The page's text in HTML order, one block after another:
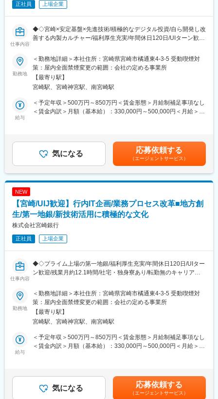
【データ活用・データ基盤の企画】
・収益向上につながるデータ分析施策企画
・データ品質/ガバナンス強化の推進
■魅力：
・スピード感が圧倒的…
デジタル領域では新しい技術が出たら即ディスカッションする文
化です。
◎開発ではなく【企画・上流】が中心…
自分でコーディングするのではなく、ITでできることを理解しつ
つ課題探索、企画・要件定義などプロジェクト推進に集中でき
元企業に直接インパクトを与えます。
て、能力開発ポイント制度など研修制度が充実しており、スキル
給されるため、自己成長を目指しやすい環境です◎
変更の範囲：会社の定める業務
正社員 上場企業
仕事内容
◆◇宮崎×安定基盤×先進技術/積極的なデジタル投資/自ら開発し改
善する内製カルチャー/福利厚生充実/年間休日120日/UIターン歓
■魅力ポイント：
・第一地銀の“心臓部”を自社内で開発・改善できる希少なSE
・基本内製。ベンダーコントロール中心ではなく“手を動かす”エン
ジニアリング。
・COBOLなど汎用機技術×クラウド／AIなど先端技術どちらも経
験できる環境。
・残業月12h・水曜ノー残業デー・転勤なしで長期キャリアを築
リティ領域での新規ビジネスなどデジタル投資に積極的。
■職務内容：
■詳細：
＜基幹システム（預金・為替・融資）の開発・保守＞
・ホスト上でのバッチ／オンライン処理の設計・開発（COBOL・
JCL・DB2）
・外部システムとの連携設計、法改正対応
■転勤ないエリア総合職：
す。
■ワークライフバランス：
・残業は月12.1時間程度、社宅や独身寮も完備されており、働き
やすい環境が整っています◎
■研修体制：
す◎通信講座や資格取得支援もあり、資格取得者には褒賞金が支
給されるため、自己成長を目指しやすい環境です◎
勤務地
＜勤務地詳細＞本社住所：宮崎県宮崎市橘通東4-3-5 受動喫煙対
策：屋内全面禁煙変更の範囲：会社の定める事業所
【最寄り駅】
宮崎駅、宮崎神宮駅、南宮崎駅
給与
＜予定年収＞500万円～850万円＜賃金形態＞月給制補足事項なし
＜賃金内訳＞月額（基本給）：330,000円～500,000円＜月給＞
す。月給(月額)は固定手当を含めた表記です。
気になる 応募依頼する
（エージェントサービス）
NEW
【宮崎/UIJ歓迎】行内IT企画/業務プロセス改革■地方創
生/第一地銀/新技術活用に積極的な文化
株式会社宮崎銀行
正社員 上場企業
仕事内容
◆◇プライム上場の第一地銀/福利厚生充実/年間休日120日/UIター
ン歓迎/残業月約12.1時間/社宅・独身寮あり/転勤無のキャリア選
■職務内容：
営業店・事務センターをはじめとする行内業務の “効率化・デジタ
ル化” を実現する企画業務を担当します。
■詳細：
▼業務プロセス改革（BPR）企画…
・各部門・現場の業務プロセス分析
・非効率の可視化
▼IT企画（システム導入・既存改善）…
・OAツール導入（RPA・ワークフロー・グループウェア等）
勤務地
＜勤務地詳細＞本社住所：宮崎県宮崎市橘通東4-3-5 受動喫煙対
策：屋内全面禁煙変更の範囲：会社の定める事業所
【最寄り駅】
宮崎駅、宮崎神宮駅、南宮崎駅
給与
＜予定年収＞500万円～850万円＜賃金形態＞月給制補足事項なし
＜賃金内訳＞月額（基本給）：330,000円～500,000円＜月給＞
す。月給(月額)は固定手当を含めた表記です。
気になる 応募依頼する
（エージェントサービス）